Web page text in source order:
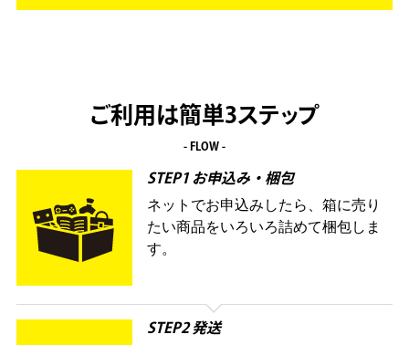
ご利用は簡単3ステップ
- FLOW -
STEP1 お申込み・梱包
ネットでお申込みしたら、箱に売り
たい商品をいろいろ詰めて梱包しま
す。
STEP2 発送